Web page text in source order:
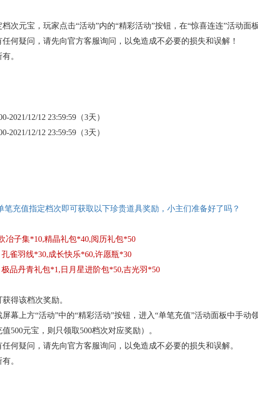
次元宝，玩家点击“活动”内的“精彩活动”按钮，在“惊喜连连”活动
何疑问，请先向官方客服询问，以免造成不必要的损失和误解！
。
2021/12/12 23:59:59（3天）
2021/12/12 23:59:59（3天）
笔充值指定档次即可获取以下珍贵道具奖励，小主们准备好了吗？
冶子集*10,精晶礼包*40,阅历礼包*50
孔雀羽线*30,成长快乐*60,许愿瓶*30
极品丹青礼包*1,日月星进阶包*50,吉光羽*50
得该档次奖励。
幕上方“活动”中的“精彩活动”按钮，进入“单笔充值”活动面板中手动
500元宝，则只领取500档次对应奖励）。
何疑问，请先向官方客服询问，以免造成不必要的损失和误解。
。